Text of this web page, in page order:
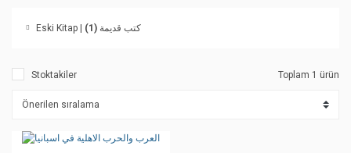
Eski Kitap | كتب قديمة(1)
Stoktakiler Toplam 1 ürün